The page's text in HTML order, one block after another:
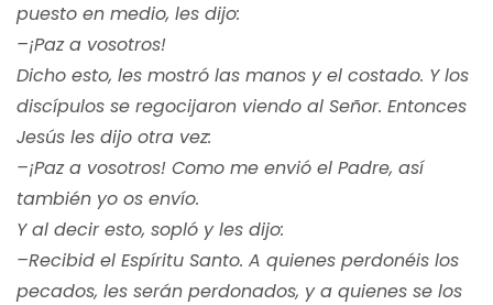
puesto en medio, les dijo:
–¡Paz a vosotros!
Dicho esto, les mostró las manos y el costado. Y los
discípulos se regocijaron viendo al Señor. Entonces
Jesús les dijo otra vez:
–¡Paz a vosotros! Como me envió el Padre, así
también yo os envío.
Y al decir esto, sopló y les dijo:
–Recibid el Espíritu Santo. A quienes perdonéis los
pecados, les serán perdonados, y a quienes se los